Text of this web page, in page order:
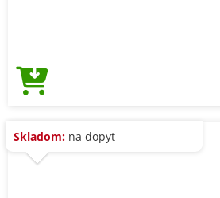
Skladom: na dopyt